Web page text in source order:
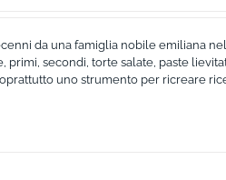
da una famiglia nobile emiliana
secondi, torte salate, paste
uno strumento per ricreare